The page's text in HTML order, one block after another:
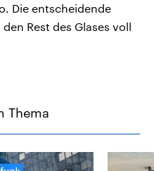
Die entscheidende
Rest des Glases voll
Thema